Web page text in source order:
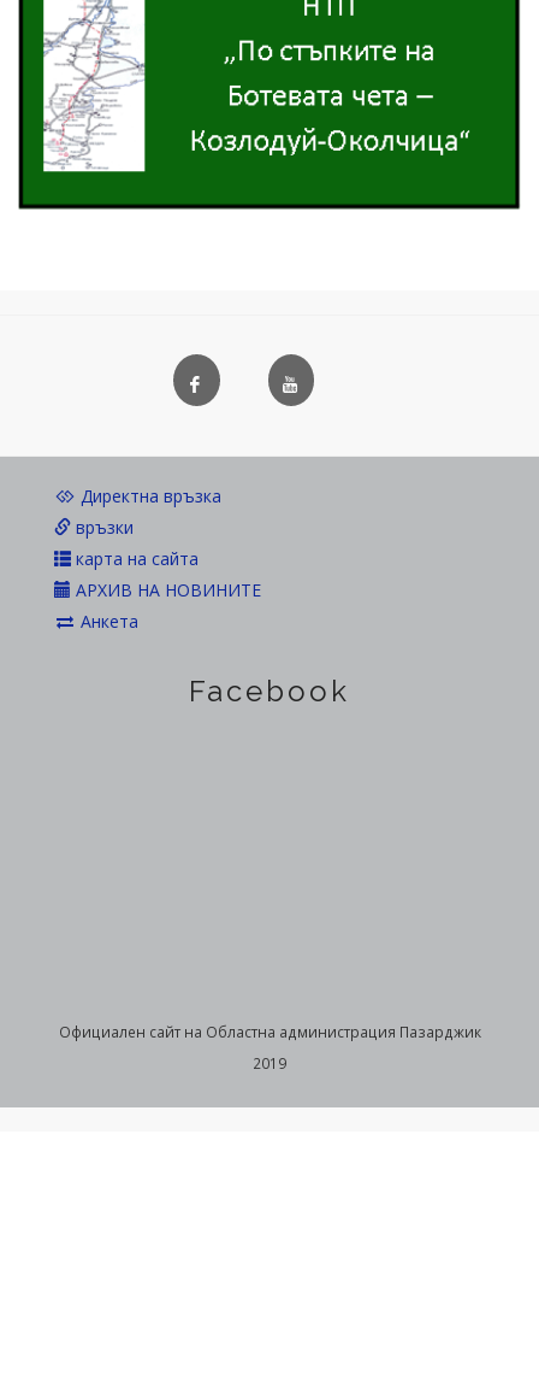
Директна връзка
връзки
карта на сайта
АРХИВ НА НОВИНИТЕ
Анкета
Facebook
Официален сайт на Областна администрация Пазарджик
2019